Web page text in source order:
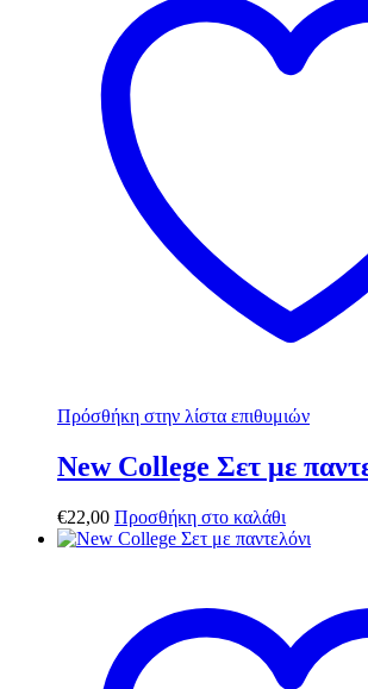
Πρόσθήκη στην λίστα επιθυμιών
New College Σετ με
€22,00 Προσθήκη στο καλάθι